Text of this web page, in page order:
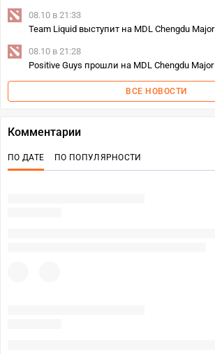
08.10 в 21:33
Team Liquid выступит на MDL Chengdu Major
08.10 в 21:28
Positive Guys прошли на MDL Chengdu Major
ВСЕ НОВОСТИ
Комментарии
ПО ДАТЕ ПО ПОПУЛЯРНОСТИ